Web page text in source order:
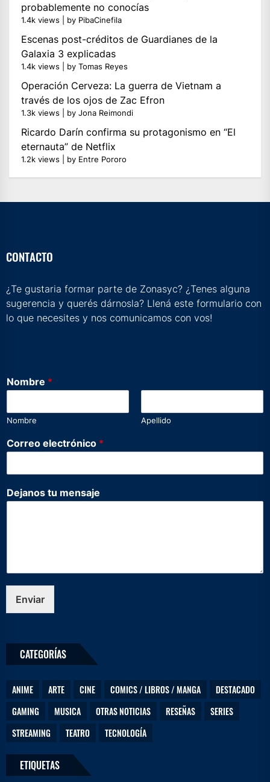
probablemente no conocías
1.4k views by PibaCinefila
Escenas post-créditos de Guardianes de la
Galaxia 3 explicadas
1.4k views by Tomas Reyes
Operación Cerveza: La guerra de Vietnam a
través de los ojos de Zac Efron
1.3k views by Jona Reimondi
Ricardo Darín confirma su protagonismo en “El
eternauta” de Netflix
1.2k views by Entre Pororo
CONTACTO
¿Te gustaria formar parte de Zonasyc? ¿Tenes alguna
sugerencia y querés dárnosla? Llená este formulario con
lo que necesites y nos comunicamos con vos!
e
l
c
t
ó
i
o
Nombre *
Nombre Apellido
Correo electrónico *
Dejanos tu mensaje
Enviar
CATEGORÍAS
ANIME ARTE CINE COMICS / LIBROS / MANGA
DESTACADO
GAMING
MUSICA OTRAS NOTICIAS RESEÑAS
SERIES
STREAMING
TEATRO TECNOLOGÍA
ETIQUETAS